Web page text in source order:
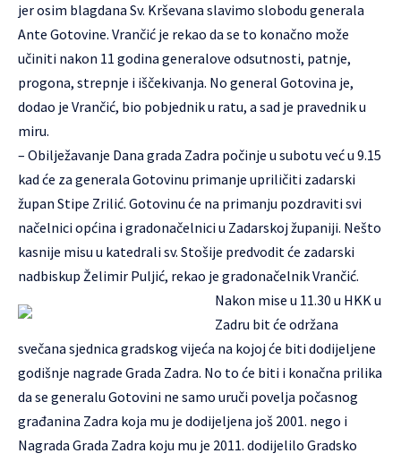
jer osim blagdana Sv. Krševana slavimo slobodu generala
Ante Gotovine. Vrančić je rekao da se to konačno može
učiniti nakon 11 godina generalove odsutnosti, patnje,
progona, strepnje i iščekivanja. No general Gotovina je,
dodao je Vrančić, bio pobjednik u ratu, a sad je pravednik u
miru.
– Obilježavanje Dana grada Zadra počinje u subotu već u 9.15
kad će za generala Gotovinu primanje upriličiti zadarski
župan Stipe Zrilić. Gotovinu će na primanju pozdraviti svi
načelnici općina i gradonačelnici u Zadarskoj županiji. Nešto
kasnije misu u katedrali sv. Stošije predvodit će zadarski
nadbiskup Želimir Puljić, rekao je gradonačelnik Vrančić.
Nakon mise u 11.30 u HKK u
Zadru bit će održana
svečana sjednica gradskog vijeća na kojoj će biti dodijeljene
godišnje nagrade Grada Zadra. No to će biti i konačna prilika
da se generalu Gotovini ne samo uruči povelja počasnog
građanina Zadra koja mu je dodijeljena još 2001. nego i
Nagrada Grada Zadra koju mu je 2011. dodijelilo Gradsko